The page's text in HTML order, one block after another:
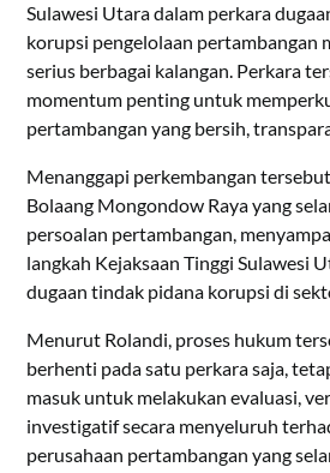
Sulawesi Utara dalam perkara
korupsi pengelolaan pertambangan
serius berbagai kalangan. Perkara
momentum penting untuk
pertambangan yang bersih,
Menanggapi perkembangan
Bolaang Mongondow Raya yang
persoalan pertambangan,
langkah Kejaksaan Tinggi Sulawesi
dugaan tindak pidana korupsi di
Menurut Rolandi, proses hukum
berhenti pada satu perkara saja,
masuk untuk melakukan evaluasi,
investigatif secara menyeluruh
perusahaan pertambangan yang